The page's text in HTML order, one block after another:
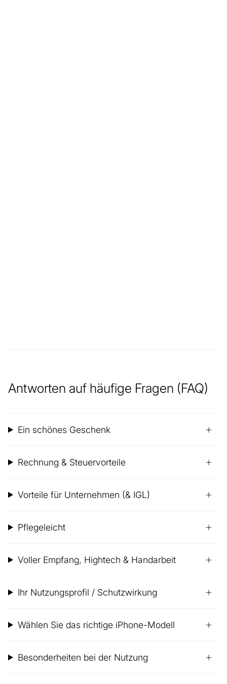
Antworten auf häufige Fragen (FAQ)
Ein schönes Geschenk
Rechnung & Steuervorteile
Vorteile für Unternehmen (& IGL)
Pflegeleicht
Voller Empfang, Hightech & Handarbeit
Ihr Nutzungsprofil / Schutzwirkung
Wählen Sie das richtige iPhone-Modell
Besonderheiten bei der Nutzung